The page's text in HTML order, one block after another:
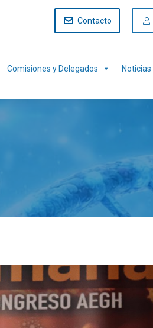
Contacto
Comisiones y Delegados Noticias